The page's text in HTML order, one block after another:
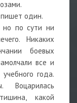
пишет один.
но по сути ни
Никаких
боевых
все и
года.
Воцарилась
какой